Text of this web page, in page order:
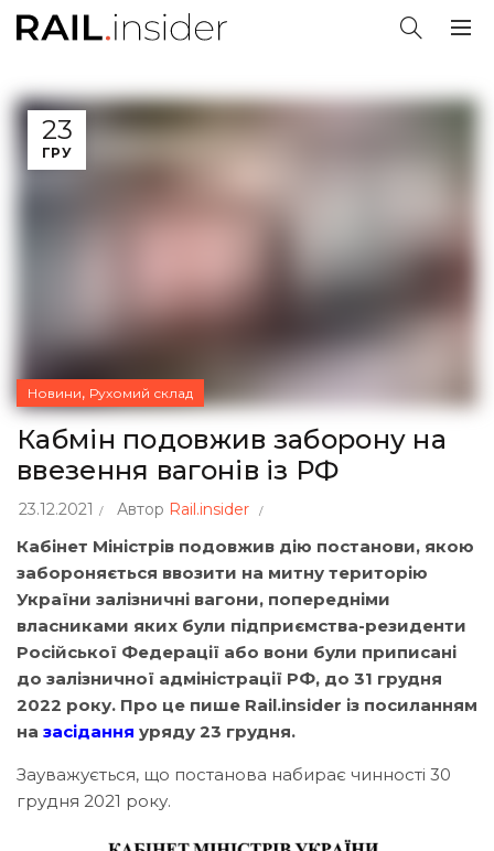
23
ГРУ
Новини, Рухомий склад
Кабмін подовжив заборону на
ввезення вагонів із РФ
23.12.2021 Автор Rail.insider
Кабінет Міністрів подовжив дію постанови, якою
забороняється ввозити на митну територію
України залізничні вагони, попередніми
власниками яких були підприємства-резиденти
Російської Федерації або вони були приписані
до залізничної адміністрації РФ, до 31 грудня
2022 року. Про це пише Rail.insider із посиланням
на засідання уряду 23 грудня.
Зауважується, що постанова набирає чинності 30
грудня 2021 року.